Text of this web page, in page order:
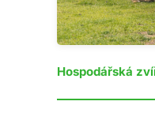
Hospodářská